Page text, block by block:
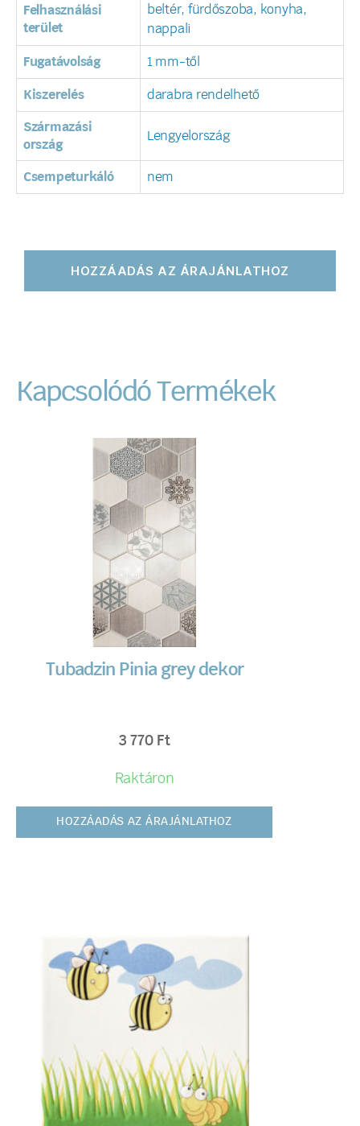
Felhasználási
terület
beltér, fürdőszoba, konyha,
nappali
Fugatávolság 1 mm-től
Kiszerelés darabra rendelhető
Származási
ország
Lengyelország
Csempeturkáló nem
HOZZÁADÁS AZ ÁRAJÁNLATHOZ
Kapcsolódó Termékek
Tubadzin Pinia grey dekor
3 770 Ft
Raktáron
HOZZÁADÁS AZ ÁRAJÁNLATHOZ